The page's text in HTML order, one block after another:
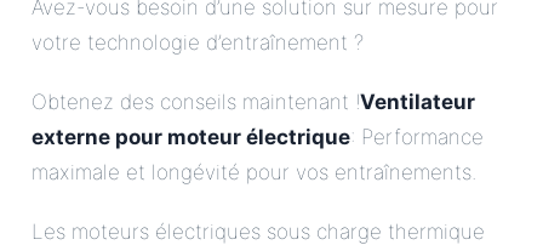
Avez-vous besoin d’une solution sur mesure pour
votre technologie d’entraînement ?
Obtenez des conseils maintenant !Ventilateur
externe pour moteur électrique: Performance
maximale et longévité pour vos entraînements.
Les moteurs électriques sous charge thermique